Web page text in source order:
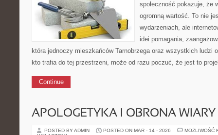
społeczność pokazuje, że
ogromną wartość. To nie
wydarzeniach, ale
idei pomagania,
która jednoczy mieszkańców Tarnobrzega oraz wszystkich ludzi
kto trafia do tej przestrzeni, może od razu poczuć, że jest to
Continue
APOLOGETYKA I OBRONA WIARY
POSTED BY ADMIN POSTED ON MAR - 14 - 2026
MOŻLIWOŚĆ